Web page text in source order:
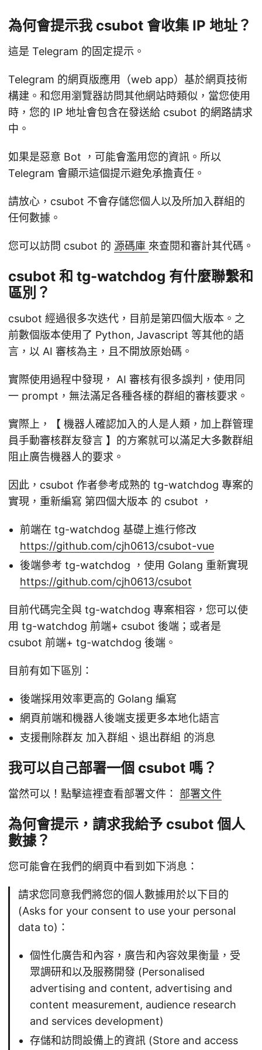
為何會提示我 csubot 會收集 IP 地址？
這是 Telegram 的固定提示。
Telegram 的網頁版應用（web app）基於網頁技術
構建。和您用瀏覽器訪問其他網站時類似，當您使用
時，您的 IP 地址會包含在發送給 csubot 的網路請求
中。
如果是惡意 Bot ，可能會濫用您的資訊。所以
Telegram 會顯示這個提示避免承擔責任。
請放心，csubot 不會存儲您個人以及所加入群組的
任何數據。
您可以訪問 csubot 的 源碼庫 來查閱和審計其代碼。
csubot 和 tg-watchdog 有什麼聯繫和
區別？
csubot 經過很多次迭代，目前是第四個大版本。之
前數個版本使用了 Python, Javascript 等其他的語
言，以 AI 審核為主，且不開放原始碼。
實際使用過程中發現， AI 審核有很多誤判，使用同
一 prompt，無法滿足各種各樣的群組的審核要求。
實際上，【 機器人確認加入的人是人類，加上群管理
員手動審核群友發言 】的方案就可以滿足大多數群組
阻止廣告機器人的要求。
因此，csubot 作者參考成熟的 tg-watchdog 專案的
實現，重新編寫 第四個大版本 的 csubot ，
前端在 tg-watchdog 基礎上進行修改
https://github.com/cjh0613/csubot-vue
後端參考 tg-watchdog ，使用 Golang 重新實現
https://github.com/cjh0613/csubot
目前代碼完全與 tg-watchdog 專案相容，您可以使
用 tg-watchdog 前端+ csubot 後端；或者是
csubot 前端+ tg-watchdog 後端。
目前有如下區別：
後端採用效率更高的 Golang 編寫
網頁前端和機器人後端支援更多本地化語言
支援刪除群友 加入群組、退出群組 的消息
我可以自己部署一個 csubot 嗎？
當然可以！點擊這裡查看部署文件： 部署文件
為何會提示，請求我給予 csubot 個人
數據？
您可能會在我們的網頁中看到如下消息：
請求您同意我們將您的個人數據用於以下目的
(Asks for your consent to use your personal
data to)：
個性化廣告和內容，廣告和內容效果衡量，受
眾調研和以及服務開發 (Personalised
advertising and content, advertising and
content measurement, audience research
and services development)
存儲和訪問設備上的資訊 (Store and access